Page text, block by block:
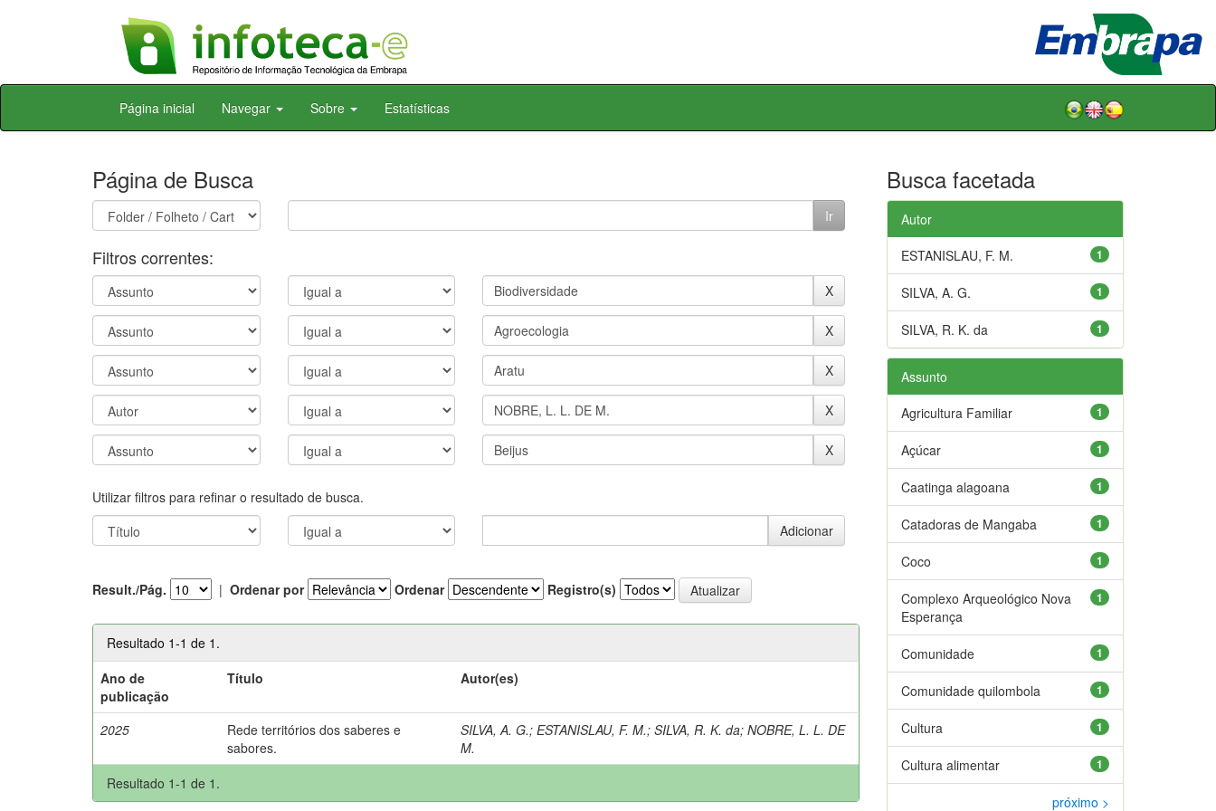
Skip
Página inicial Navegar Sobre Estatísticas
Página de Busca
Filtros correntes:
Utilizar filtros para refinar o resultado de busca.
Result./Pág. | Ordenar por Ordenar Registro(s)
Resultado 1-1 de 1.
Ano de
publicação
Título Autor(es)
2025
Rede territórios dos saberes e
sabores.
SILVA, A. G.;ESTANISLAU, F. M.;SILVA, R. K. da;NOBRE, L. L. DE
M.
Resultado 1-1 de 1.
Busca facetada
Autor
1
ESTANISLAU, F. M.
1
SILVA, A. G.
1
SILVA, R. K. da
Assunto
1
Agricultura Familiar
1
Açúcar
1
Caatinga alagoana
1
Catadoras de Mangaba
1
Coco
1
Complexo Arqueológico Nova
Esperança
1
Comunidade
1
Comunidade quilombola
1
Cultura
1
Cultura alimentar
próximo >